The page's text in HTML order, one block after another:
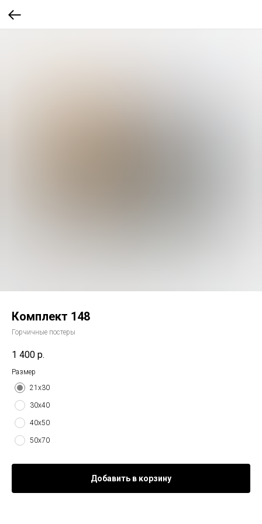
Комплект 148
Горчичные постеры
1 400 р.
Размер
21х30
30х40
40х50
50х70
Добавить в корзину